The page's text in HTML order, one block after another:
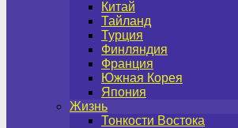
Китай
Тайланд
Турция
Финляндия
Франция
Южная Корея
Япония
Жизнь
Тонкости Востока